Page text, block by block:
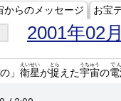
からのメッセージ お宝
2001年02月
」 衛星
えいせい
が捉
とら
えた宇宙
うちゅう
の
で